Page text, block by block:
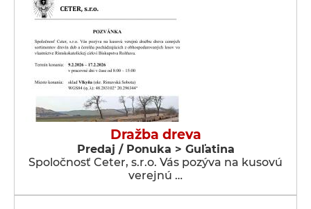
Dražba dreva
Predaj / Ponuka > Guľatina
Spoločnosť Ceter, s.r.o. Vás pozýva na kusovú
verejnú …